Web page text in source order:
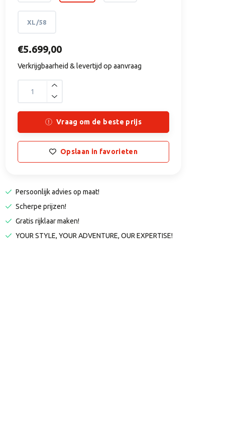
XL/58
€5.699,00
Verkrijgbaarheid & levertijd op aanvraag
Vraag om de beste prijs
Opslaan in favorieten
Persoonlijk advies op maat!
Scherpe prijzen!
Gratis rijklaar maken!
YOUR STYLE, YOUR ADVENTURE, OUR EXPERTISE!